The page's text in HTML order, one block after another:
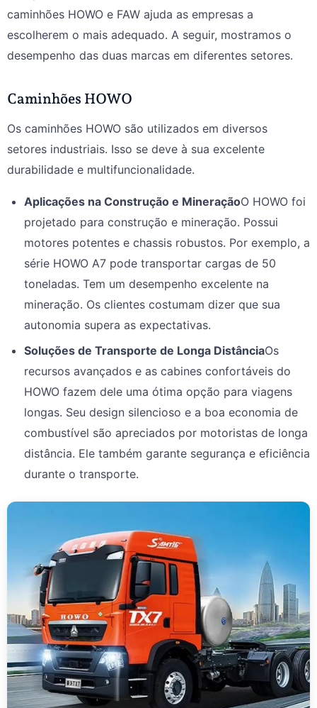
caminhões HOWO e FAW ajuda as empresas a
escolherem o mais adequado. A seguir, mostramos o
desempenho das duas marcas em diferentes setores.
Caminhões HOWO
Os caminhões HOWO são utilizados em diversos
setores industriais. Isso se deve à sua excelente
durabilidade e multifuncionalidade.
Aplicações na Construção e MineraçãoO HOWO foi
projetado para construção e mineração. Possui
motores potentes e chassis robustos. Por exemplo, a
série HOWO A7 pode transportar cargas de 50
toneladas. Tem um desempenho excelente na
mineração. Os clientes costumam dizer que sua
autonomia supera as expectativas.
Soluções de Transporte de Longa DistânciaOs
recursos avançados e as cabines confortáveis do
HOWO fazem dele uma ótima opção para viagens
longas. Seu design silencioso e a boa economia de
combustível são apreciados por motoristas de longa
distância. Ele também garante segurança e eficiência
durante o transporte.